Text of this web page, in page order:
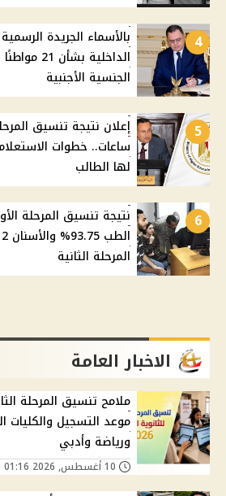
4
بالأسماء الجريدة
الداخلية
الجنسية الأجنبية
5
ساعات.. خطوات
لها الطالب
6
نتيجة تنسيق المرحلة
المرحلة الثانية
الاخبار العامة
موعد التسجيل والكليات
ورياضة وأدبي